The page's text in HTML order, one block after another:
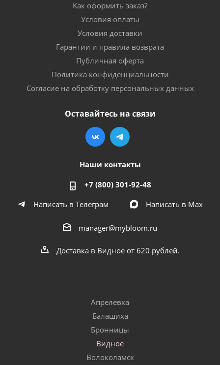
Как оформить заказ?
Условия оплаты
Условия доставки
Гарантии и правила возврата
Публичная оферта
Политика конфиденциальности
Согласие на обработку персональных данных
Оставайтесь на связи
Наши контакты
+7 (800) 301-92-48
Написать в Телеграм
Написать в Мах
manager@mybloom.ru
Доставка в Видное от 620 рублей.
Апрелевка
Балашиха
Бронницы
Видное
Волоколамск